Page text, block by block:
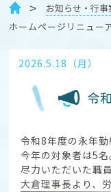
お知らせ・行事
ホームページリニュー
令
令和8年度の永年勤
今年の対象者は5
尽力いただいた職
大倉理事長より、
2026.5.18（月）